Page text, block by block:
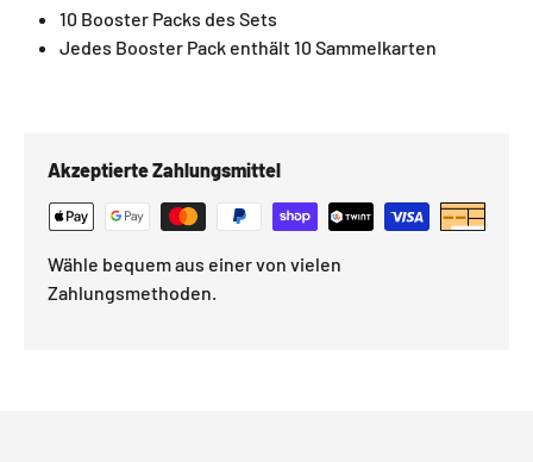
10 Booster Packs des Sets
Jedes Booster Pack enthält 10 Sammelkarten
Akzeptierte Zahlungsmittel
Wähle bequem aus einer von vielen
Zahlungsmethoden.